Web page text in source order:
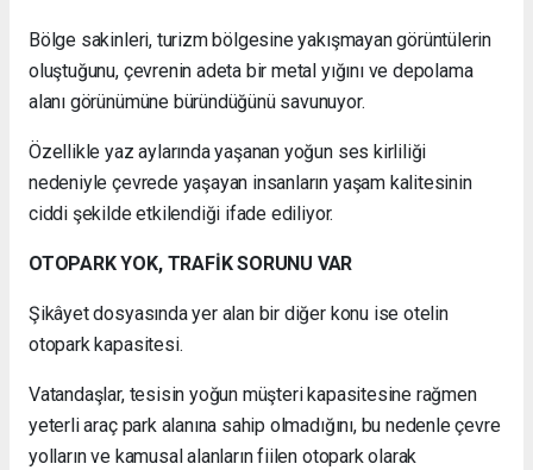
Bölge sakinleri, turizm bölgesine yakışmayan görüntülerin
oluştuğunu, çevrenin adeta bir metal yığını ve depolama
alanı görünümüne büründüğünü savunuyor.
Özellikle yaz aylarında yaşanan yoğun ses kirliliği
nedeniyle çevrede yaşayan insanların yaşam kalitesinin
ciddi şekilde etkilendiği ifade ediliyor.
OTOPARK YOK, TRAFİK SORUNU VAR
Şikâyet dosyasında yer alan bir diğer konu ise otelin
otopark kapasitesi.
Vatandaşlar, tesisin yoğun müşteri kapasitesine rağmen
yeterli araç park alanına sahip olmadığını, bu nedenle çevre
yolların ve kamusal alanların fiilen otopark olarak